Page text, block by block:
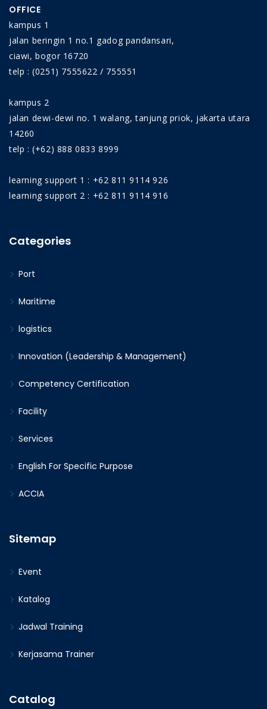
OFFICE
kampus 1
jalan beringin 1 no.1 gadog pandansari,
ciawi, bogor 16720
telp : (0251) 7555622 / 755551
kampus 2
jalan dewi-dewi no. 1 walang, tanjung priok, jakarta utara
14260
telp : (+62) 888 0833 8999
learning support 1 : +62 811 9114 926
learning support 2 : +62 811 9114 916
Categories
Port
Maritime
logistics
Innovation (Leadership & Management)
Competency Certification
Facility
Services
English For Specific Purpose
ACCIA
Sitemap
Event
Katalog
Jadwal Training
Kerjasama Trainer
Catalog